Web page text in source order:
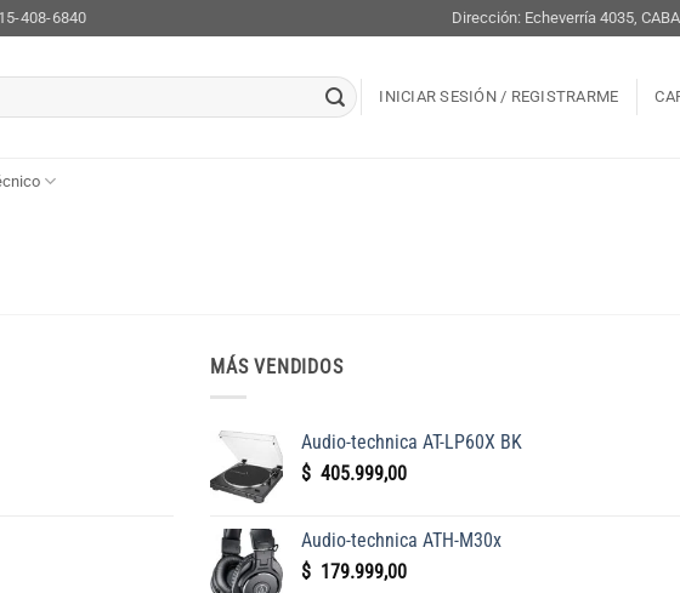
408-6840 Dirección: Echeverría 4035, CABA
INICIAR SESIÓN / REGISTRARME
MÁS VENDIDOS
Audio-technica AT-LP60X BK
$ 405.999,00
Audio-technica ATH-M30x
$ 179.999,00